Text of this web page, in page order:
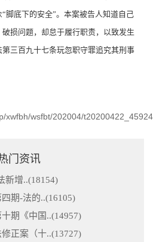
脚底下的安全”。本案被告人知道自己
损问题，却怠于履行职责，以致发生
三百九十七条玩忽职守罪追究其刑事
xwfbh/wsfbt/202004/
门资讯
新增..(18154)
四期-法的..(16105)
十期《中国..(14957)
修正案（十..(13727)